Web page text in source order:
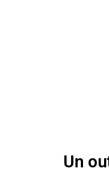
Un